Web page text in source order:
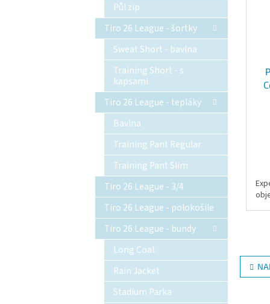
Půl zip
Tiro 26 League - šortky
Sweat Short - bavlna
Training Short - s
kapsami
Tiro 26 League - tepláky
Bavlna
Training Pant Regular
Training Pant Slim
Tiro 26 League - 3/4
Tiro 26 League - polokošile
Tiro 26 League - bundy
Long Coat
Rain Jacket
Stadium Parka